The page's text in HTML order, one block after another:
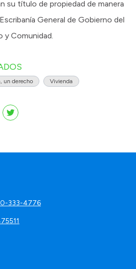
su título de propiedad de manera
General de Gobierno del
y Comunidad.
un derecho Vivienda
333-4776